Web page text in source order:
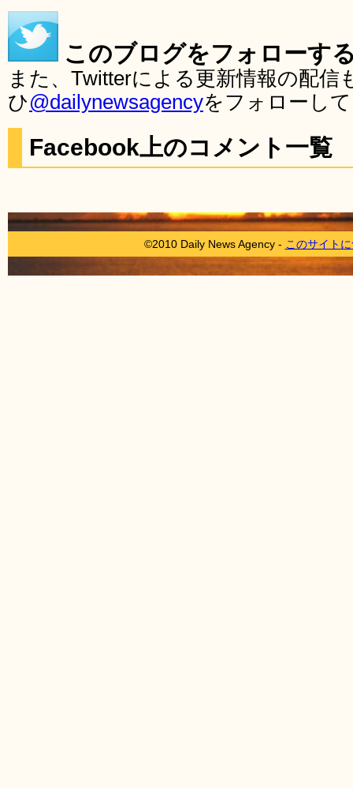
このブログをフォローす
また、Twitterによる更新情報の配
ひ@dailynewsagencyをフォローし
Facebook上のコメント一覧
©2010 Daily News Agency - このサイト